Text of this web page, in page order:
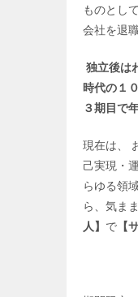
ものとし
会社を退職
独立後は
時代の１
３期目で
現在は、
己実現・
らゆる領
ら、気ま
人】 で 【